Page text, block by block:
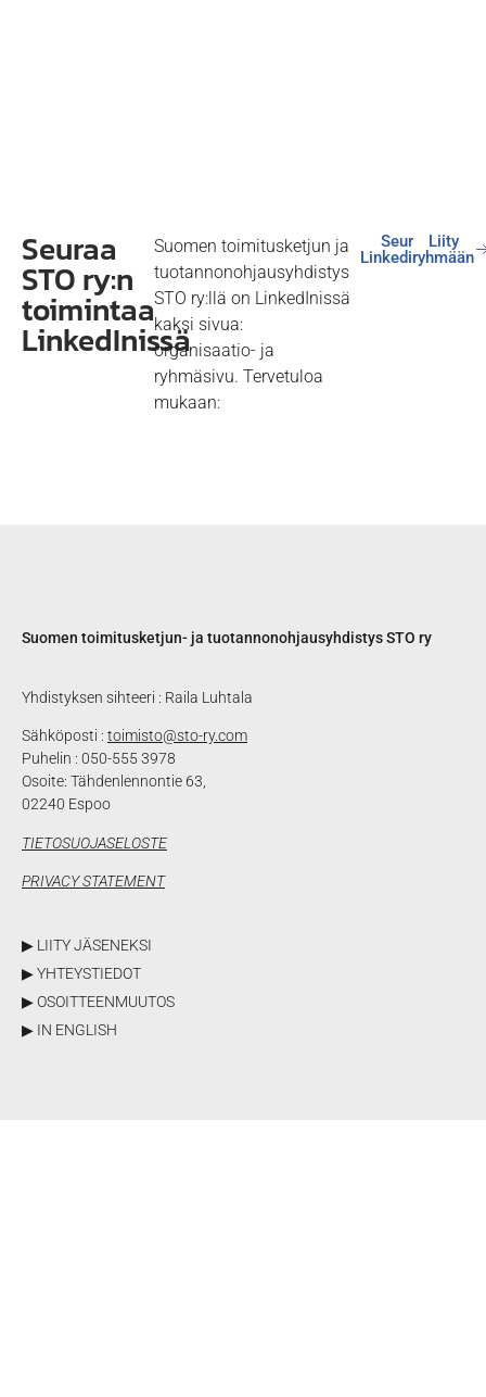
Seuraa
STO ry:n
toimintaa
LinkedInissä
Suomen toimitusketjun ja
tuotannonohjausyhdistys
STO ry:llä on LinkedInissä
kaksi sivua:
organisaatio- ja
ryhmäsivu. Tervetuloa
mukaan:
Seuraa
Linkedinissä
Liity
ryhmään
Suomen toimitusketjun- ja tuotannonohjausyhdistys STO ry
Yhdistyksen sihteeri : Raila Luhtala
Sähköposti : toimisto@sto-ry.com
Puhelin : 050-555 3978
Osoite: Tähdenlennontie 63,
02240 Espoo
TIETOSUOJASELOSTE
PRIVACY STATEMENT
▶ LIITY JÄSENEKSI
▶ YHTEYSTIEDOT
▶ OSOITTEENMUUTOS
▶ IN ENGLISH